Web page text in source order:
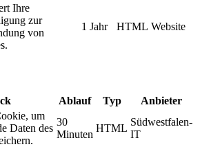
Ihre
zur
von
1 Jahr HTML Website
Ablauf Typ Anbieter
um
Daten des
30
Minuten
HTML
Südwestfalen-
IT